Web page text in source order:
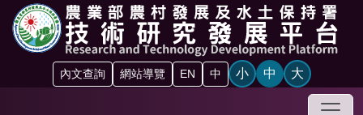
跳到主要內容區塊
內文查詢 網站導覽 EN 中 小 中 大
手機